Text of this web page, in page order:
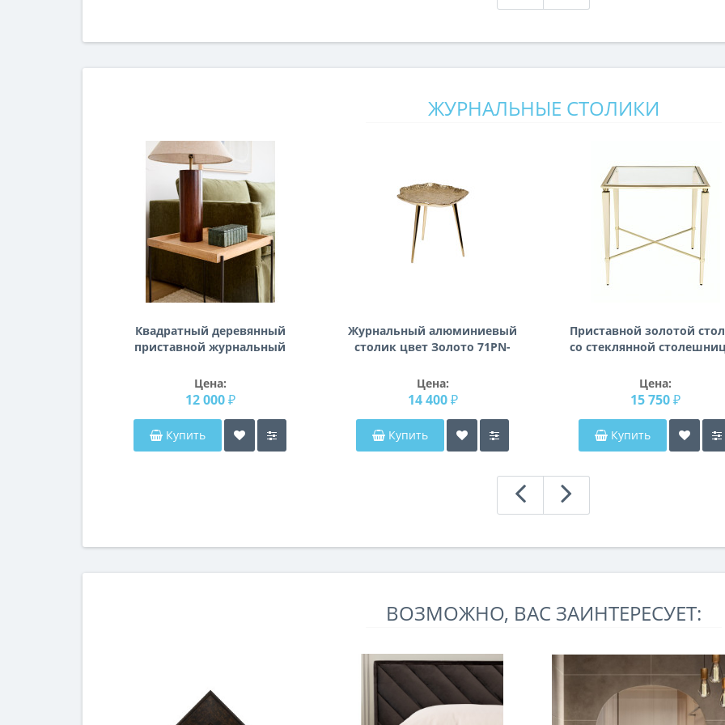
ЖУРНАЛЬНЫЕ СТОЛИКИ
Квадратный деревянный
приставной журнальный
Цена:
12 000 ₽
Купить
Журнальный алюминиевый
столик цвет Золото 71PN-
Цена:
14 400 ₽
Купить
Приставной золотой
со стеклянной
Цена:
15 750 ₽
Купить
ВОЗМОЖНО, ВАС ЗАИНТЕРЕСУЕТ: